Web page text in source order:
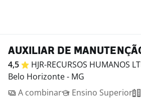
AUXILIAR DE
4,5 HJR-RECURSOS HUMANOS
Belo Horizonte - MG
A combinar
Ensino Superior